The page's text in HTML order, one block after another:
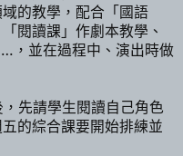
的教學，配合「國語
閱讀課」作劇本教學、
，並在過程中、演出時做
先請學生閱讀自己角色
的綜合課要開始排練並